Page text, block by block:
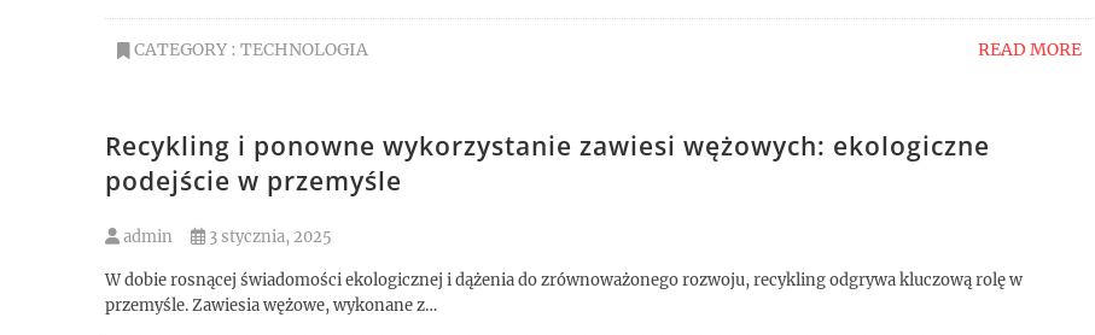
CATEGORY : TECHNOLOGIA READ MORE
Recykling i ponowne wykorzystanie zawiesi wężowych: ekologiczne
podejście w przemyśle
admin 3 stycznia, 2025
W dobie rosnącej świadomości ekologicznej i dążenia do zrównoważonego rozwoju, recykling odgrywa kluczową rolę w
przemyśle. Zawiesia wężowe, wykonane z…